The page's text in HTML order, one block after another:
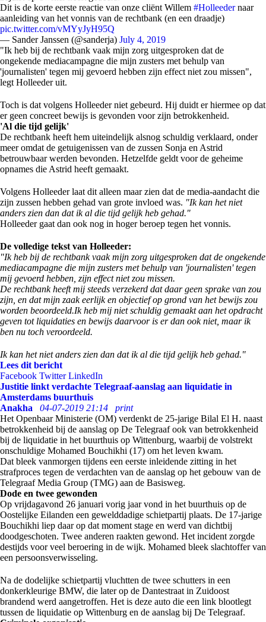
Dit is de korte eerste reactie van onze cliënt Willem #Holleedernaar
aanleiding van het vonnis van de rechtbank (en een draadje)
pic.twitter.com/vMYyJyH95Q
— Sander Janssen (@sanderja) July 4, 2019
"Ik heb bij de rechtbank vaak mijn zorg uitgesproken dat de
ongekende mediacampagne die mijn zusters met behulp van
'journalisten' tegen mij gevoerd hebben zijn effect niet zou missen",
legt Holleeder uit.
Toch is dat volgens Holleeder niet gebeurd. Hij duidt er hiermee op dat
er geen concreet bewijs is gevonden voor zijn betrokkenheid.
'Al die tijd gelijk'
De rechtbank heeft hem uiteindelijk alsnog schuldig verklaard, onder
meer omdat de getuigenissen van de zussen Sonja en Astrid
betrouwbaar werden bevonden. Hetzelfde geldt voor de geheime
opnames die Astrid heeft gemaakt.
Volgens Holleeder laat dit alleen maar zien dat de media-aandacht die
zijn zussen hebben gehad van grote invloed was. "Ik kan het niet
anders zien dan dat ik al die tijd gelijk heb gehad."
Holleeder gaat dan ook nog in hoger beroep tegen het vonnis.
De volledige tekst van Holleeder:
"Ik heb bij de rechtbank vaak mijn zorg uitgesproken dat de ongekende
mediacampagne die mijn zusters met behulp van 'journalisten' tegen
mij gevoerd hebben, zijn effect niet zou missen.
De rechtbank heeft mij steeds verzekerd dat daar geen sprake van zou
zijn, en dat mijn zaak eerlijk en objectief op grond van het bewijs zou
worden beoordeeld.Ik heb mij niet schuldig gemaakt aan het opdracht
geven tot liquidaties en bewijs daarvoor is er dan ook niet, maar ik
ben nu toch veroordeeld.
Ik kan het niet anders zien dan dat ik al die tijd gelijk heb gehad."
Lees dit bericht
Facebook Twitter LinkedIn
Justitie linkt verdachte Telegraaf-aanslag aan liquidatie in
Amsterdams buurthuis
Anakha
04-07-2019 21:14
print
Het Openbaar Ministerie (OM) verdenkt de 25-jarige Bilal El H. naast
betrokkenheid bij de aanslag op De Telegraaf ook van betrokkenheid
bij de liquidatie in het buurthuis op Wittenburg, waarbij de volstrekt
onschuldige Mohamed Bouchikhi (17) om het leven kwam.
Dat bleek vanmorgen tijdens een eerste inleidende zitting in het
strafproces tegen de verdachten van de aanslag op het gebouw van de
Telegraaf Media Group (TMG) aan de Basisweg.
Dode en twee gewonden
Op vrijdagavond 26 januari vorig jaar vond in het buurthuis op de
Oostelijke Eilanden een gewelddadige schietpartij plaats. De 17-jarige
Bouchikhi liep daar op dat moment stage en werd van dichtbij
doodgeschoten. Twee anderen raakten gewond. Het incident zorgde
destijds voor veel beroering in de wijk. Mohamed bleek slachtoffer van
een persoonsverwisseling.
Na de dodelijke schietpartij vluchtten de twee schutters in een
donkerkleurige BMW, die later op de Dantestraat in Zuidoost
brandend werd aangetroffen. Het is deze auto die een link blootlegt
tussen de liquidatie op Wittenburg en de aanslag bij De Telegraaf.